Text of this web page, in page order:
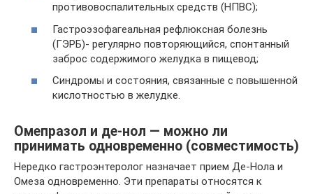
противовоспалительных средств (НПВС);
Гастроэзофагеальная рефлюксная болезнь
(ГЭРБ)- регулярно повторяющийся, спонтанный
заброс содержимого желудка в пищевод;
Синдромы и состояния, связанные с повышенной
кислотностью в желудке.
Омепразол и де-нол — можно ли
принимать одновременно (совместимость)
Нередко гастроэнтеролог назначает прием Де-Нола и
Омеза одновременно. Эти препараты относятся к